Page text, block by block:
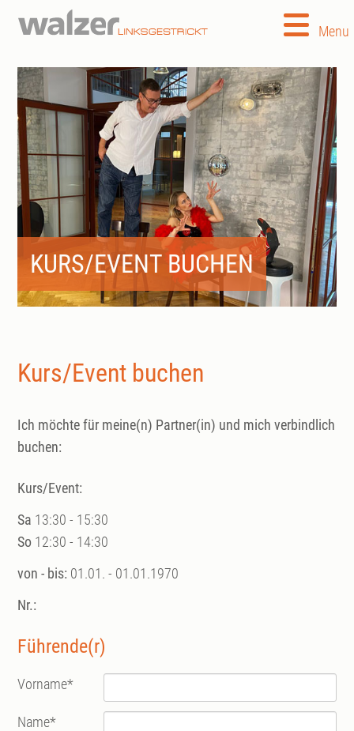
Menu
KURS/EVENT BUCHEN
Kurs/Event buchen
Ich möchte für meine(n) Partner(in) und mich verbindlich
buchen:
Kurs/Event:
Sa 13:30 - 15:30
So 12:30 - 14:30
von - bis: 01.01. - 01.01.1970
Nr.:
Führende(r)
Vorname*
Name*